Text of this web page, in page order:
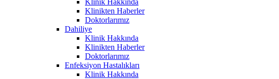
Klinikten Haberler
Doktorlarımız
Dahiliye
Klinik Hakkında
Klinikten Haberler
Doktorlarımız
Enfeksiyon Hastalıkları
Klinik Hakkında